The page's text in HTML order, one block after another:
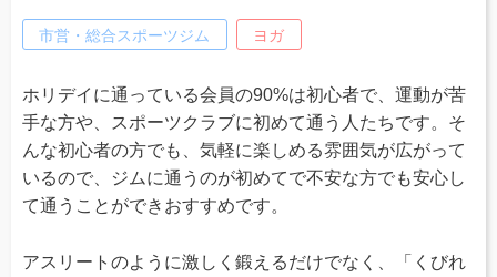
市営・総合スポーツジム ヨガ
ホリデイに通っている会員の90%は初心者で、運動が苦
手な方や、スポーツクラブに初めて通う人たちです。そ
んな初心者の方でも、気軽に楽しめる雰囲気が広がって
いるので、ジムに通うのが初めてで不安な方でも安心し
て通うことができおすすめです。
アスリートのように激しく鍛えるだけでなく、「くびれ